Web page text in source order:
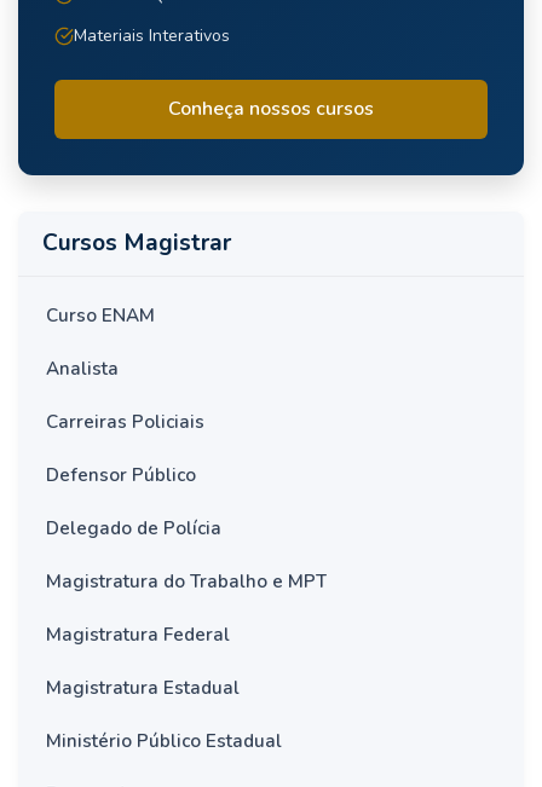
Materiais Interativos
Conheça nossos cursos
Cursos Magistrar
Curso ENAM
Analista
Carreiras Policiais
Defensor Público
Delegado de Polícia
Magistratura do Trabalho e MPT
Magistratura Federal
Magistratura Estadual
Ministério Público Estadual